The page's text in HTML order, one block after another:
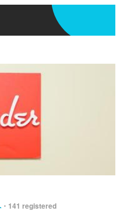
141 registered